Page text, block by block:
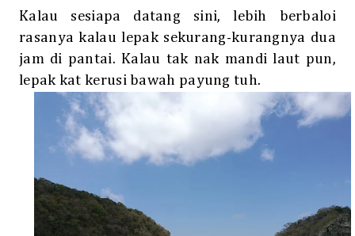
Kalau sesiapa datang sini, lebih berbaloi
rasanya kalau lepak sekurang-kurangnya dua
jam di pantai. Kalau tak nak mandi laut pun,
lepak kat kerusi bawah payung tuh.